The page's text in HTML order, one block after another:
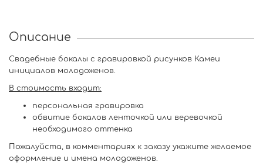
Описание
Свадебные бокалы с гравировкой рисунков Камеи
инициалов молодоженов.
В стоимость входит:
персональная гравировка
обвитие бокалов ленточкой или веревочкой
необходимого оттенка
Пожалуйста, в комментариях к заказу укажите желаемое
оформление и имена молодоженов.